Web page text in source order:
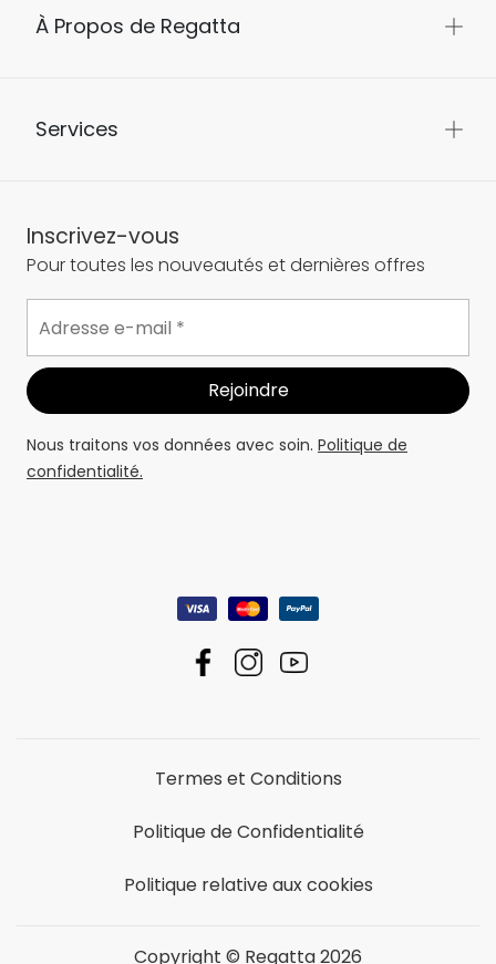
À Propos de Regatta
Services
Inscrivez-vous
Pour toutes les nouveautés et dernières offres
Nous traitons vos données avec soin. Politique de
confidentialité.
Termes et Conditions
Politique de Confidentialité
Politique relative aux cookies
Copyright © Regatta 2026